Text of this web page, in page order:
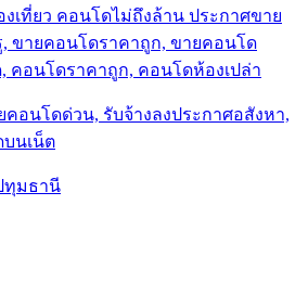
เที่ยว คอนโดไม่ถึงล้าน ประกาศขาย
ขายคอนโดราคาถูก, ขายคอนโด
, คอนโดราคาถูก, คอนโดห้องเปล่า
อนโดด่วน, รับจ้างลงประกาศอสังหา,
นเน็ต
ทุมธานี